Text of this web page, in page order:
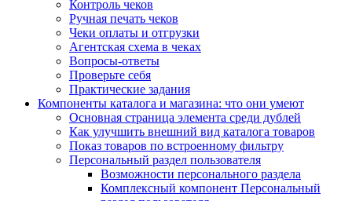
Контроль чеков
Ручная печать чеков
Чеки оплаты и отгрузки
Агентская схема в чеках
Вопросы-ответы
Проверьте себя
Практические задания
Компоненты каталога и магазина: что они умеют
Основная страница элемента среди дублей
Как улучшить внешний вид каталога товаров
Показ товаров по встроенному фильтру
Персональный раздел пользователя
Возможности персонального раздела
Комплексный компонент Персональный